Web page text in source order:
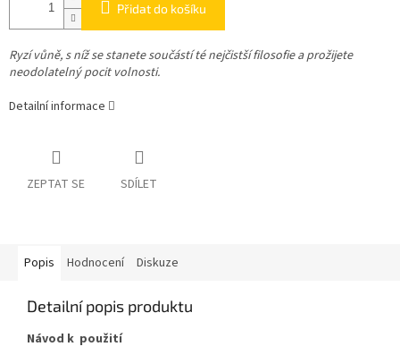
Přidat do košíku
Ryzí vůně, s níž se stanete součástí té nejčistší filosofie a prožijete
neodolatelný pocit volnosti.
Detailní informace
ZEPTAT SE SDÍLET
Popis Hodnocení Diskuze
Detailní popis produktu
Návod k použití